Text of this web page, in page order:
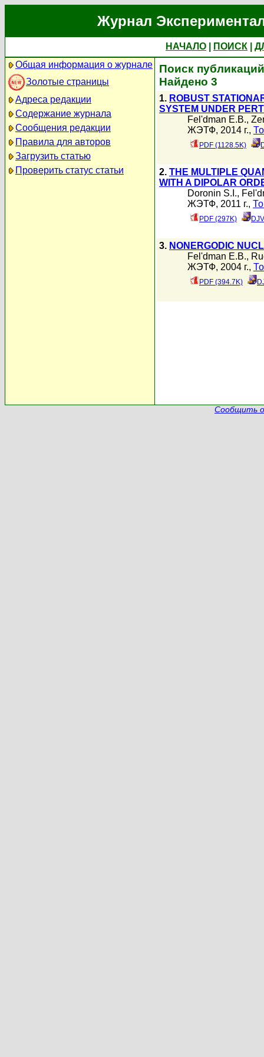
Журнал
НАЧАЛО ПОИСК
Общая информация о журнале
Золотые страницы
Адреса редакции
Содержание журнала
Сообщения редакции
Правила для авторов
Загрузить статью
Проверить статус статьи
Поиск
Найдено 3
1. ROBUST
SYSTEM UNDER
Fel'dman E.B.,
ЖЭТФ, 2014 г.,
PDF (1128.5K)
2. THE MULTIPLE
WITH A DIPOLAR
Doronin S.I.,
ЖЭТФ, 2011 г.,
PDF (297K)
3. NONERGODIC
Fel'dman E.B.,
ЖЭТФ, 2004 г.,
PDF (394.7K)
Сообщить о